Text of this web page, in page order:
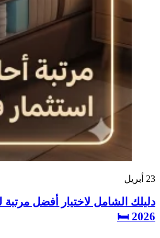
23 أبريل
دليلك الشامل لاختيار أفضل
2026 🛏️